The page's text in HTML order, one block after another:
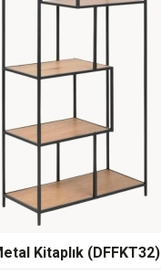
Kitaplık (DFFKT32)